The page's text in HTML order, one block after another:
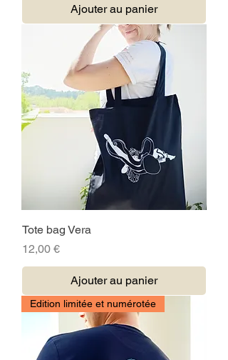
Ajouter au panier
Tote bag Vera
Prix
12,00 €
Ajouter au panier
Edition limitée et numérotée